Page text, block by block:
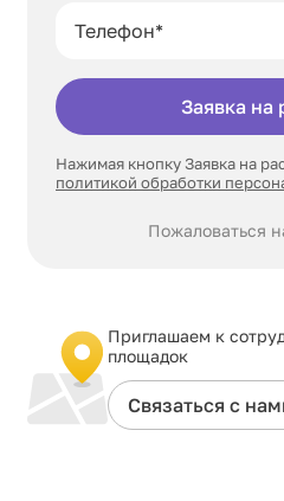
Заявка на
Нажимая кнопку Заявка на
политикой обработки
Пожаловаться
Приглашаем к
площадок
Связаться с